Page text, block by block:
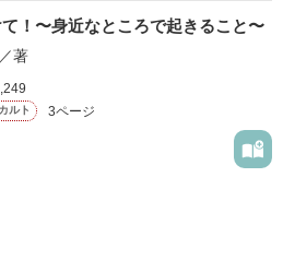
のイケメン。誰にでも優しく、ク
が気になっていて……？
……
品を読む
！〜身近なところで起きること〜
著
ルト 3ページ